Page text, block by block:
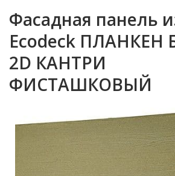
Фасадная панель
Ecodeck ПЛАНКЕН
2D КАНТРИ
ФИСТАШКОВЫЙ